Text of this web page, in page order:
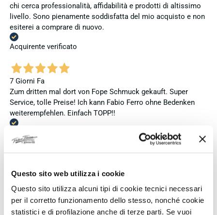
Questo sito web utilizza i cookie
Questo sito utilizza alcuni tipi di cookie tecnici necessari
per il corretto funzionamento dello stesso, nonché cookie
statistici e di profilazione anche di terze parti. Se vuoi
chi cerca professionalità, affidabilità e prodotti di altissimo
livello. Sono pienamente soddisfatta del mio acquisto e non
esiterei a comprare di nuovo.
Acquirente verificato
7 Giorni Fa
Zum dritten mal dort von Fope Schmuck gekauft. Super
Service, tolle Preise! Ich kann Fabio Ferro ohne Bedenken
weiterempfehlen. Einfach TOPP!!
Ich bin insgesamt mit meinem Kauf zufrieden. Die Uhr ist
neu, original und funktioniert einwandfrei. Besonders positiv
hervorheben möchte ich den attraktiven Preis sowie den
vollständig ausgefüllten und abgestempelten internationalen